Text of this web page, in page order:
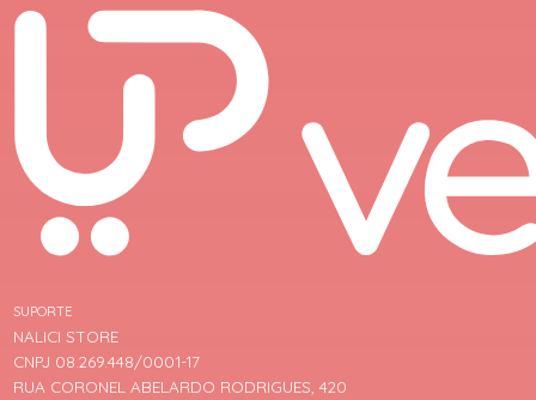
SUPORTE
NALICI STORE
CNPJ 08.269.448/0001-17
RUA CORONEL ABELARDO RODRIGUES, 420